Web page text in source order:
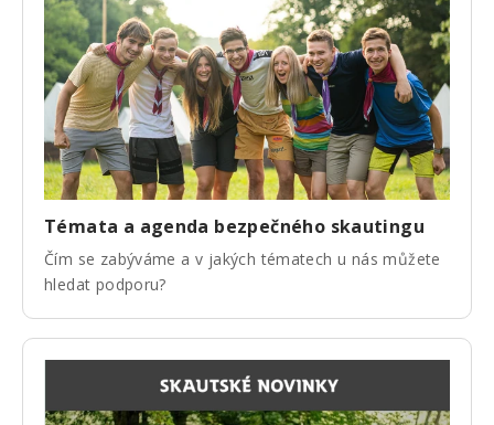
Témata a agenda bezpečného skautingu
Čím se zabýváme a v jakých tématech u nás můžete
hledat podporu?